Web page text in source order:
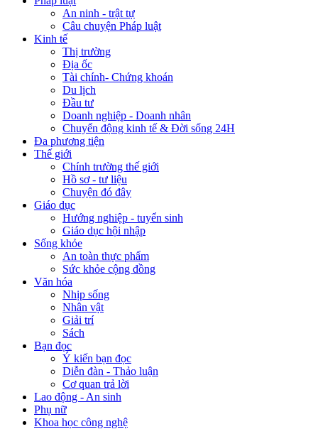
An ninh - trật tự
Câu chuyện Pháp luật
Kinh tế
Thị trường
Địa ốc
Tài chính- Chứng khoán
Du lịch
Đầu tư
Doanh nghiệp - Doanh nhân
Chuyển động kinh tế & Đời sống 24H
Đa phương tiện
Thế giới
Chính trường thế giới
Hồ sơ - tư liệu
Chuyện đó đây
Giáo dục
Hướng nghiệp - tuyển sinh
Giáo dục hội nhập
Sống khỏe
An toàn thực phẩm
Sức khỏe cộng đồng
Văn hóa
Nhịp sống
Nhân vật
Giải trí
Sách
Bạn đọc
Ý kiến bạn đọc
Diễn đàn - Thảo luận
Cơ quan trả lời
Lao động - An sinh
Phụ nữ
Khoa học công nghệ